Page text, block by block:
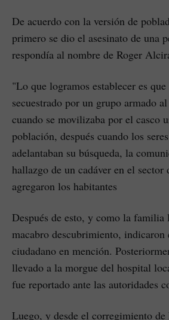
De acuerdo con la versión de
primero se dio el asesinato de una
respondía al nombre de Roger
"Lo que logramos establecer es
secuestrado por un grupo armado
cuando se movilizaba por el casco
población, después cuando los
adelantaban su búsqueda, la
hallazgo de un cadáver en el sector
agregaron los habitantes
Después de esto, y como la
macabro descubrimiento, indicaron
ciudadano en mención.
llevado a la morgue del hospital
fue reportado ante las autoridades
Luego, y desde el corregimiento